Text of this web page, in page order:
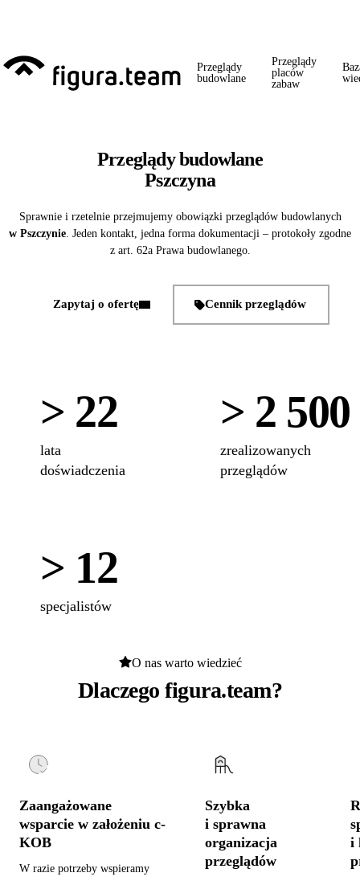
Przeglądy
budowlane
Przeglądy
placów
zabaw
Przeglądy budowlane
Pszczyna
Sprawnie i rzetelnie przejmujemy obowiązki przeglądów budowlanych
w Pszczynie . Jeden kontakt, jedna forma dokumentacji – protokoły zgodne
z art. 62a Prawa budowlanego.
Zapytaj o ofertę Cennik przeglądów
> 22
lata
doświadczenia
> 2 500
zrealizowanych
przeglądów
> 12
specjalistów
O nas warto wiedzieć
Dlaczego figura.team?
Zaangażowane
wsparcie w założeniu c-
KOB
W razie potrzeby wspieramy
Szybka
i sprawna
organizacja
przeglądów
i